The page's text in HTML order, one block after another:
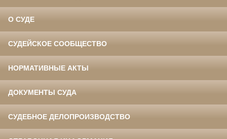
О СУДЕ
СУДЕЙСКОЕ СООБЩЕСТВО
НОРМАТИВНЫЕ АКТЫ
ДОКУМЕНТЫ СУДА
СУДЕБНОЕ ДЕЛОПРОИЗВОДСТВО